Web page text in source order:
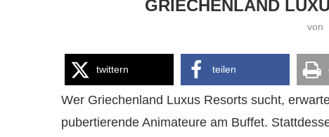
GRIECHENLAND
von
twittern teilen
Wer Griechenland Luxus Resorts sucht,
pubertierende Animateure am Buffet.